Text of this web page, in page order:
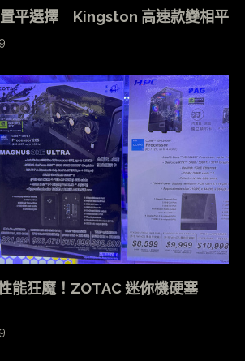
置平選擇 Kingston 高速款變相平
能狂魔！ZOTAC 迷你機硬塞